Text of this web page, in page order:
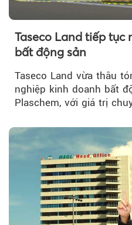
Taseco Land tiếp
bất động sản
Taseco Land vừa thâu
nghiệp kinh doanh bất
Plaschem, với giá trị